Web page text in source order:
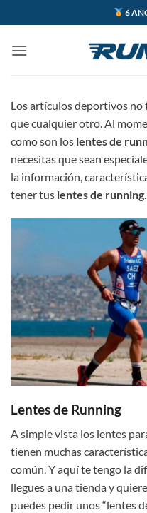
al
contenido
6
Los artículos deportivos no
que cualquier otro. Al
como son los lentes de
necesitas que sean
la información,
tener tus lentes de running.
Lentes de Running
A simple vista los lentes
tienen muchas
común. Y aquí te tengo la
llegues a una tienda y
puedes pedir unos “lentes